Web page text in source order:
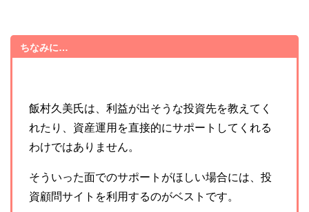
ちなみに…
飯村久美氏は、利益が出そうな投資先を教えてく
れたり、資産運用を直接的にサポートしてくれる
わけではありません。
そういった面でのサポートがほしい場合には、投
資顧問サイトを利用するのがベストです。